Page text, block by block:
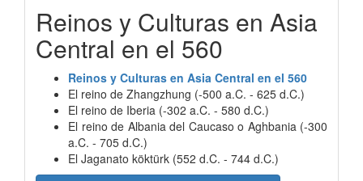
Reinos y Culturas en Asia
Central en el 560
Reinos y Culturas en Asia Central en el 560
El reino de Zhangzhung (-500 a.C. - 625 d.C.)
El reino de Iberia (-302 a.C. - 580 d.C.)
El reino de Albania del Caucaso o Aghbania (-300
a.C. - 705 d.C.)
El Jaganato köktürk (552 d.C. - 744 d.C.)